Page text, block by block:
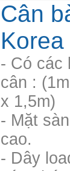
Cân
Korea
- Có các
cân :
x 1,5m)
- Mặt
cao.
- Dây